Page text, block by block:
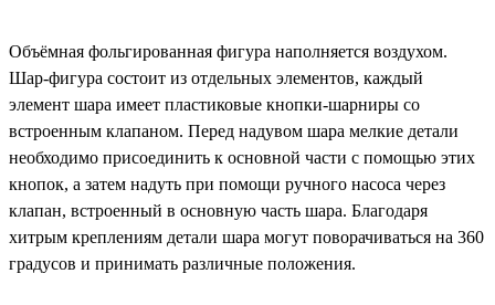
Объёмная фольгированная фигура наполняется воздухом.
Шар-фигура состоит из отдельных элементов, каждый
элемент шара имеет пластиковые кнопки-шарниры со
встроенным клапаном. Перед надувом шара мелкие детали
необходимо присоединить к основной части с помощью этих
кнопок, а затем надуть при помощи ручного насоса через
клапан, встроенный в основную часть шара. Благодаря
хитрым креплениям детали шара могут поворачиваться на 360
градусов и принимать различные положения.